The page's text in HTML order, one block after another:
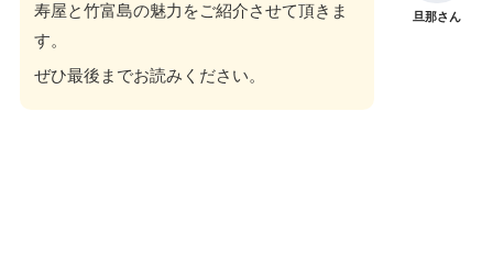
旦那さん
寿屋と竹富島の魅力をご紹介させて頂きま
す。
ぜひ最後までお読みください。